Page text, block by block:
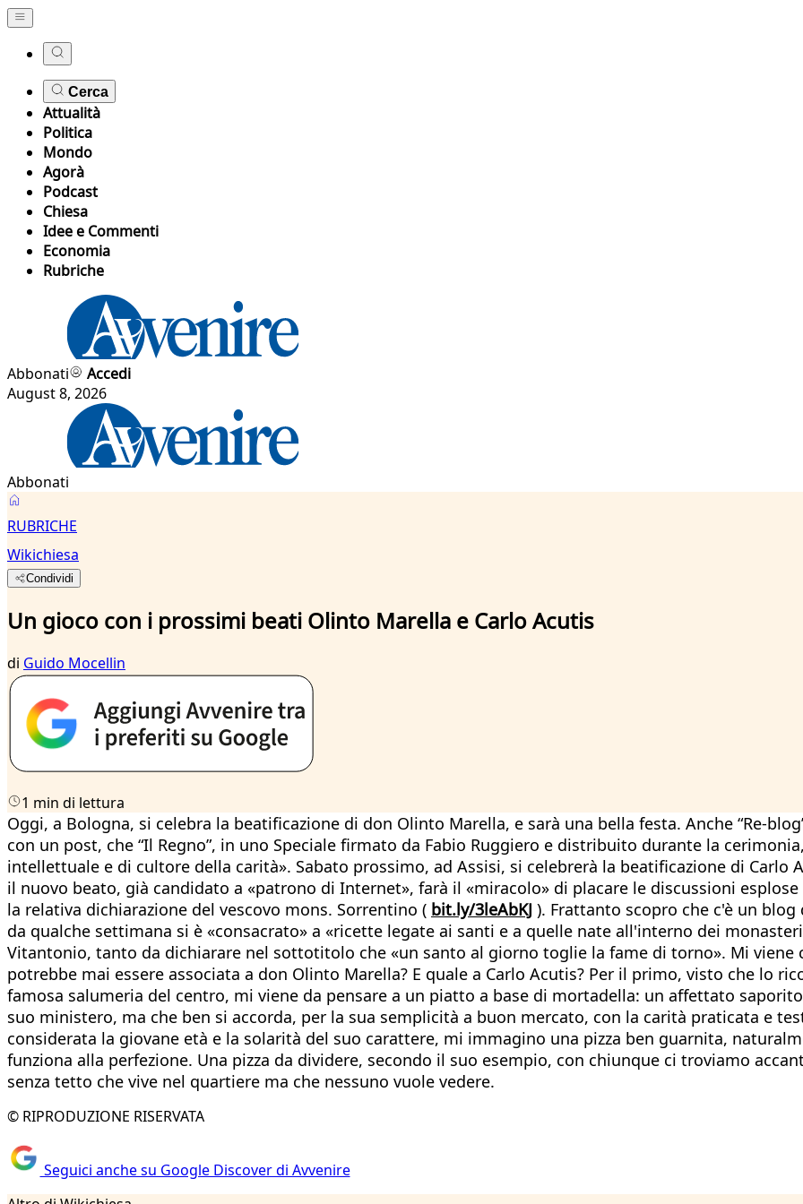
Cerca
Attualità
Politica
Mondo
Agorà
Podcast
Chiesa
Idee e Commenti
Economia
Rubriche
Abbonati
Accedi
August 8, 2026
Abbonati
RUBRICHE
Wikichiesa
Condividi
Un gioco con i prossimi beati Olinto Marella e Carlo Acutis
di Guido Mocellin
1 min di lettura
Oggi, a Bologna, si celebra la beatificazione di don Olinto Marella, e sarà una bella festa. Anche “Re-
con un post, che “Il Regno”, in uno Speciale firmato da Fabio Ruggiero e distribuito durante la
intellettuale e di cultore della carità». Sabato prossimo, ad Assisi, si celebrerà la beatificazione di Carlo
il nuovo beato, già candidato a «patrono di Internet», farà il «miracolo» di placare le discussioni
la relativa dichiarazione del vescovo mons. Sorrentino ( bit.ly/3leAbKJ ). Frattanto scopro che c'è un blog
da qualche settimana si è «consacrato» a «ricette legate ai santi e a quelle nate all'interno dei
Vitantonio, tanto da dichiarare nel sottotitolo che «un santo al giorno toglie la fame di torno». Mi
potrebbe mai essere associata a don Olinto Marella? E quale a Carlo Acutis? Per il primo, visto che lo
famosa salumeria del centro, mi viene da pensare a un piatto a base di mortadella: un affettato
suo ministero, ma che ben si accorda, per la sua semplicità a buon mercato, con la carità praticata e
considerata la giovane età e la solarità del suo carattere, mi immagino una pizza ben guarnita,
funziona alla perfezione. Una pizza da dividere, secondo il suo esempio, con chiunque ci troviamo
senza tetto che vive nel quartiere ma che nessuno vuole vedere.
© RIPRODUZIONE RISERVATA
Seguici anche su Google Discover di Avvenire